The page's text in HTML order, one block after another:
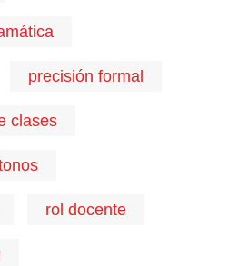
precisión formal
clases
rol docente